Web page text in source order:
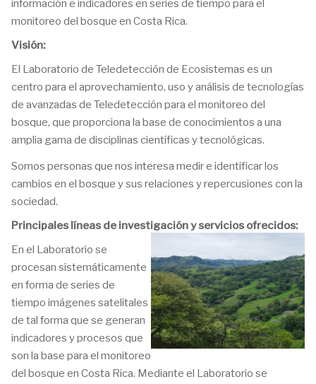
información e indicadores en series de tiempo para el
monitoreo del bosque en Costa Rica.
Visión:
El Laboratorio de Teledetección de Ecosistemas es un
centro para el aprovechamiento, uso y análisis de tecnologías
de avanzadas de Teledetección para el monitoreo del
bosque, que proporciona la base de conocimientos a una
amplia gama de disciplinas científicas y tecnológicas.
Somos personas que nos interesa medir e identificar los
cambios en el bosque y sus relaciones y repercusiones con la
sociedad.
Principales líneas de investigación y servicios ofrecidos:
En el Laboratorio se
procesan sistemáticamente
en forma de series de
tiempo imágenes satelitales
de tal forma que se generan
indicadores y procesos que
son la base para el monitoreo
del bosque en Costa Rica. Mediante el Laboratorio se